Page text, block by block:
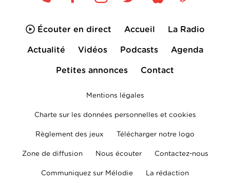
Écouter en direct Accueil La Radio
Actualité Vidéos Podcasts Agenda
Petites annonces Contact
Mentions légales
Charte sur les données personnelles et cookies
Règlement des jeux Télécharger notre logo
Zone de diffusion Nous écouter Contactez-nous
Communiquez sur Mélodie La rédaction